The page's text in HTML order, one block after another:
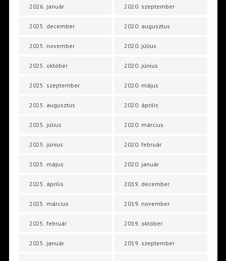
2026. január
2025. december
2025. november
2025. október
2025. szeptember
2025. augusztus
2025. július
2025. június
2025. május
2025. április
2025. március
2025. február
2025. január
2020. szeptember
2020. augusztus
2020. július
2020. június
2020. május
2020. április
2020. március
2020. február
2020. január
2019. december
2019. november
2019. október
2019. szeptember